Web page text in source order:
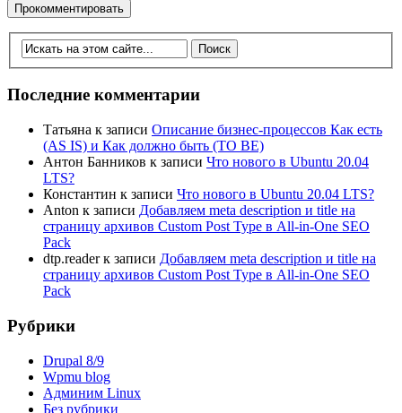
Последние комментарии
Татьяна к записи Описание бизнес-процессов Как есть
(AS IS) и Как должно быть (TO BE)
Антон Банников к записи Что нового в Ubuntu 20.04
LTS?
Константин к записи Что нового в Ubuntu 20.04 LTS?
Anton к записи Добавляем meta description и title на
страницу архивов Custom Post Type в All-in-One SEO
Pack
dtp.readerк записи Добавляем meta description и title на
страницу архивов Custom Post Type в All-in-One SEO
Pack
Рубрики
Drupal 8/9
Wpmu blog
Админим Linux
Без рубрики